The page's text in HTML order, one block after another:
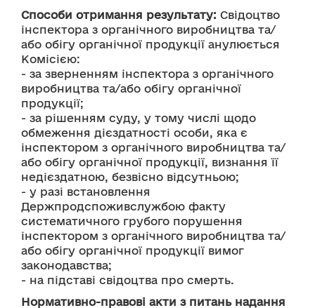
Способи отримання результату: Свідоцтво
інспектора з органічного виробництва та/
або обігу органічної продукції анулюється
Комісією:
- за зверненням інспектора з органічного
виробництва та/або обігу органічної
продукції;
- за рішенням суду, у тому числі щодо
обмеження дієздатності особи, яка є
інспектором з органічного виробництва та/
або обігу органічної продукції, визнання її
недієздатною, безвісно відсутньою;
- у разі встановлення
Держпродспоживслужбою факту
систематичного грубого порушення
інспектором з органічного виробництва та/
або обігу органічної продукції вимог
законодавства;
- на підставі свідоцтва про смерть.
Нормативно-правові акти з питань надання